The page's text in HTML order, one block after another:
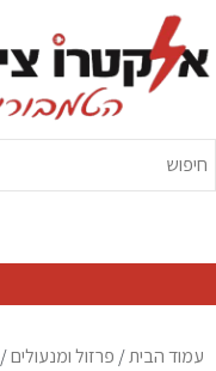
עמוד הבית/ פרזול ומנעולים/